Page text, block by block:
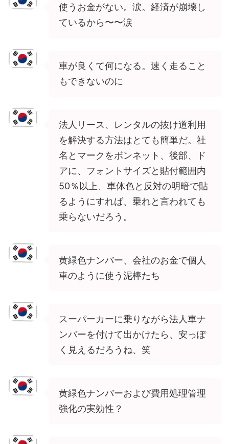
使うお金がない。涙。経済が崩壊し
ているから〜〜涙
車が良くて何になる。速く走ること
もできないのに
法人リース、レンタルの抜け道利用
を解決する方法はとても簡単だ。社
名とマークをボンネット、後部、ド
アに、フォントサイズと貼付範囲内
50％以上、車体色と反対の明暗で貼
るようにすれば、乗れと言われても
乗らないだろう。
黄緑色ナンバー、会社のお金で個人
車のように使う泥棒たち
スーパーカーに乗りながら法人車ナ
ンバーを付けて出かけたら、安っぽ
く見えるだろうね、笑
黄緑色ナンバーおよび費用処理管理
強化の実効性？